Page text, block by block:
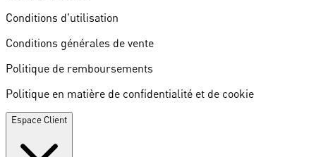
Conditions d'utilisation
Conditions générales de vente
Politique de remboursements
Politique en matière de confidentialité et de cookie
Espace Client